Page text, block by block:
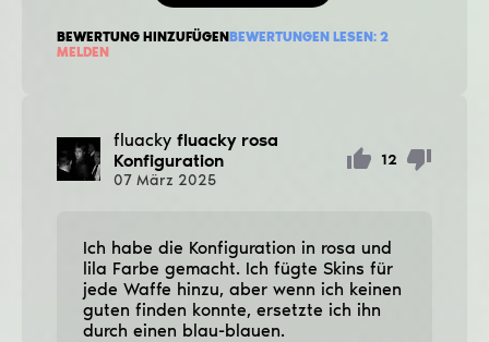
BEWERTUNG HINZUFÜGENBEWERTUNGEN LESEN: 2
MELDEN
fluacky fluacky rosa
Konfiguration
07 März 2025
12
Ich habe die Konfiguration in rosa und
lila Farbe gemacht. Ich fügte Skins für
jede Waffe hinzu, aber wenn ich keinen
guten finden konnte, ersetzte ich ihn
durch einen blau-blauen.